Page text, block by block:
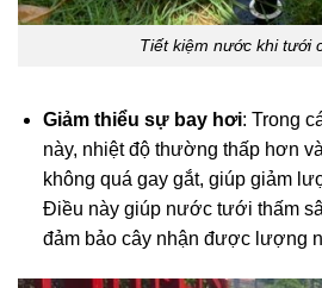
Tiết kiệm nước khi tưới
Giảm thiểu sự bay hơi: Trong
này, nhiệt độ thường thấp hơn
không quá gay gắt, giúp giảm
Điều này giúp nước tưới thấm
đảm bảo cây nhận được lượng